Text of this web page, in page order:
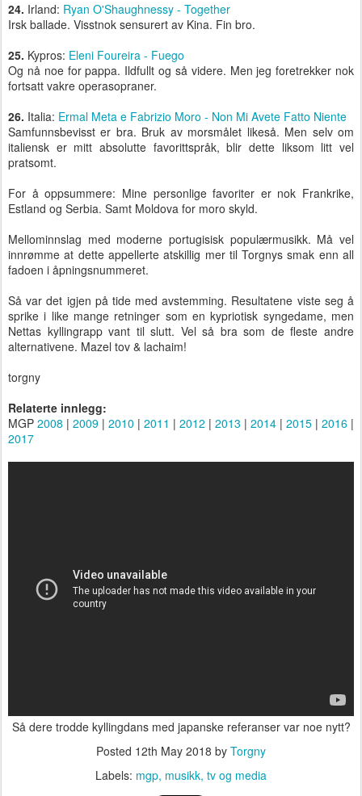
24. Irland: Ryan O'Shaughnessy - Together
Irsk ballade. Visstnok sensurert av Kina. Fin bro.
25. Kypros: Eleni Foureira - Fuego
Og nå noe for pappa. Ildfullt og så videre. Men jeg foretrekker nok
fortsatt vakre operasopraner.
26. Italia: Ermal Meta e Fabrizio Moro - Non Mi Avete Fatto Niente
Samfunnsbevisst er bra. Bruk av morsmålet likeså. Men selv om
italiensk er mitt absolutte favorittspråk, blir dette liksom litt vel
pratsomt.
For å oppsummere: Mine personlige favoriter er nok Frankrike,
Estland og Serbia. Samt Moldova for moro skyld.
Mellominnslag med moderne portugisisk populærmusikk. Må vel
innrømme at dette appellerte atskillig mer til Torgnys smak enn all
fadoen i åpningsnummeret.
Så var det igjen på tide med avstemming. Resultatene viste seg å
sprike i like mange retninger som en kypriotisk syngedame, men
Nettas kyllingrapp vant til slutt. Vel så bra som de fleste andre
alternativene. Mazel tov & lachaim!
torgny
Relaterte innlegg:
MGP 2008 | 2009 | 2010 | 2011 | 2012 | 2013 | 2014 | 2015 | 2016 |
2017
Så dere trodde kyllingdans med japanske referanser var noe nytt?
Posted 12th May 2018 by Torgny
Labels: mgp musikk tv og media